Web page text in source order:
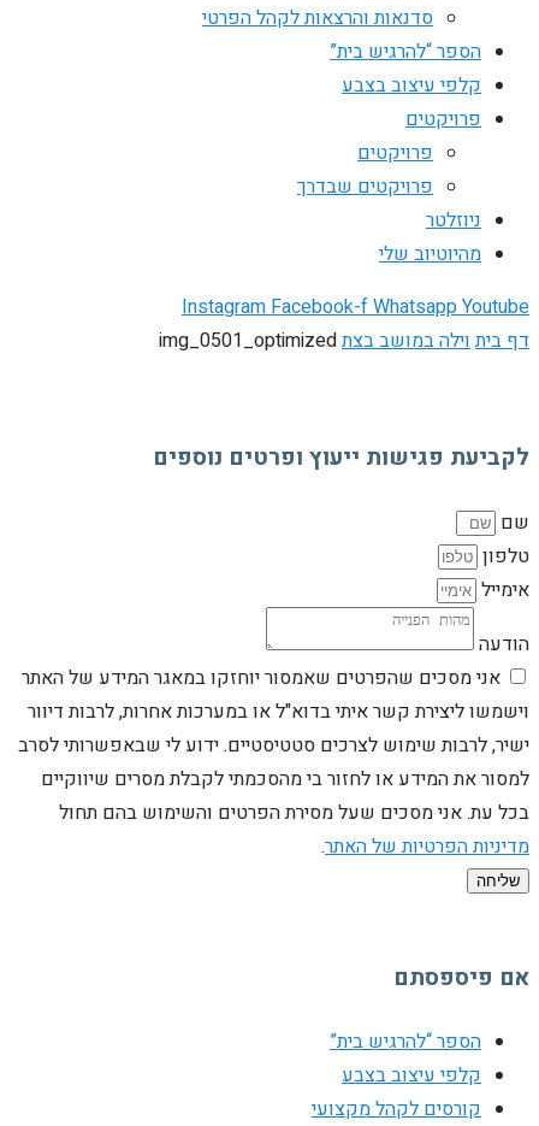
סדנאות והרצאות לקהל הפרטי
הספר “להרגיש בית”
קלפי עיצוב בצבע
פרויקטים
פרויקטים
פרויקטים שבדרך
ניוזלטר
מהיוטיוב שלי
InstagramFacebook-fWhatsappYoutube
דף ביתוילה במושב בצתimg_0501_optimized
לקביעת פגישות ייעוץ ופרטים נוספים
שם
טלפון
אימייל
הודעה
אני מסכים שהפרטים שאמסור יוחזקו במאגר המידע של האתר
וישמשו ליצירת קשר איתי בדוא"ל או במערכות אחרות, לרבות דיוור
ישיר, לרבות שימוש לצרכים סטטיסטיים. ידוע לי שבאפשרותי לסרב
למסור את המידע או לחזור בי מהסכמתי לקבלת מסרים שיווקיים
בכל עת. אני מסכים שעל מסירת הפרטים והשימוש בהם תחול
מדיניות הפרטיות של האתר.
שליחה
אם פיספסתם
הספר “להרגיש בית”
קלפי עיצוב בצבע
קורסים לקהל מקצועי